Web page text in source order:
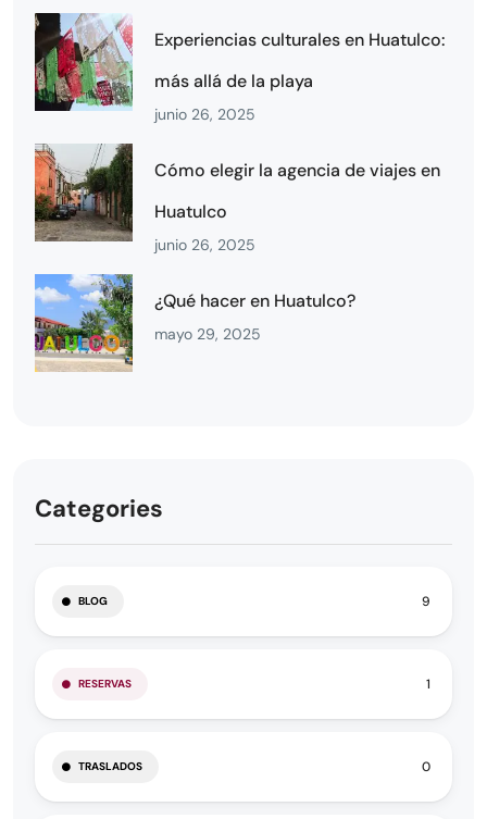
Experiencias culturales en Huatulco:
más allá de la playa
junio 26, 2025
Cómo elegir la agencia de viajes en
Huatulco
junio 26, 2025
¿Qué hacer en Huatulco?
mayo 29, 2025
Categories
BLOG 9
RESERVAS 1
TRASLADOS 0